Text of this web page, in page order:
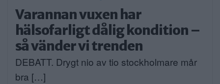
Varannan vuxen har
hälsofarligt dålig kondition –
så vänder vi trenden
DEBATT. Drygt nio av tio stockholmare mår
bra […]